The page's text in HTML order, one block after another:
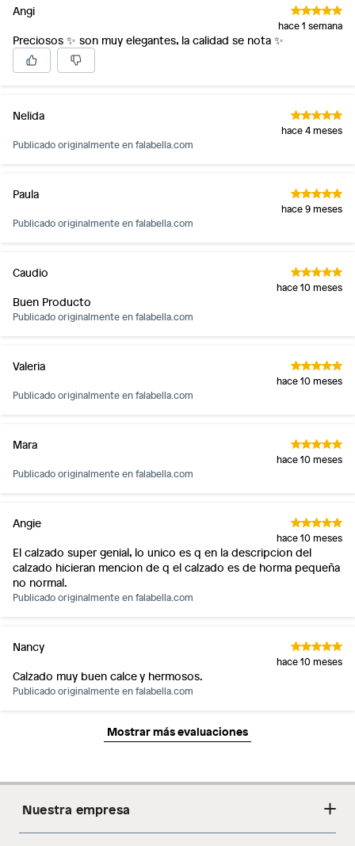
Angi
hace 1 semana
Preciosos ✨ son muy elegantes, la calidad se nota ✨
Nelida
hace 4 meses
Publicado originalmente enfalabella.com
Paula
hace 9 meses
Publicado originalmente enfalabella.com
Caudio
hace 10 meses
Buen Producto
Publicado originalmente enfalabella.com
Valeria
hace 10 meses
Publicado originalmente enfalabella.com
Mara
hace 10 meses
Publicado originalmente enfalabella.com
Angie
hace 10 meses
El calzado super genial, lo unico es q en la descripcion del
calzado hicieran mencion de q el calzado es de horma pequeña
no normal.
Publicado originalmente enfalabella.com
Nancy
hace 10 meses
Calzado muy buen calce y hermosos.
Publicado originalmente enfalabella.com
Mostrar más evaluaciones
Nuestra empresa